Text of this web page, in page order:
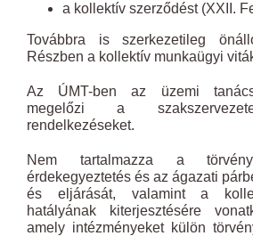
a kollektív szerződést (XXII.
Továbbra is szerkezetileg
Részben a kollektív munkaügyi
Az ÚMT-ben az üzemi
megelőzi a
rendelkezéseket.
Nem tartalmazza a
érdekegyeztetés és az ágazati
és eljárását, valamint a
hatályának kiterjesztésére
amely intézményeket külön